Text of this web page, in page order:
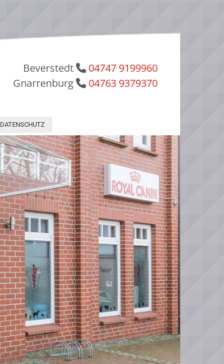
Beverstedt  04747 9199960
Gnarrenburg  04763 9379370
DATENSCHUTZ